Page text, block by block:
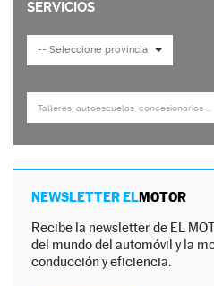
NEWSLETTER ELMOTOR
Recibe la newsletter de EL
del mundo del automóvil y la
conducción y eficiencia.